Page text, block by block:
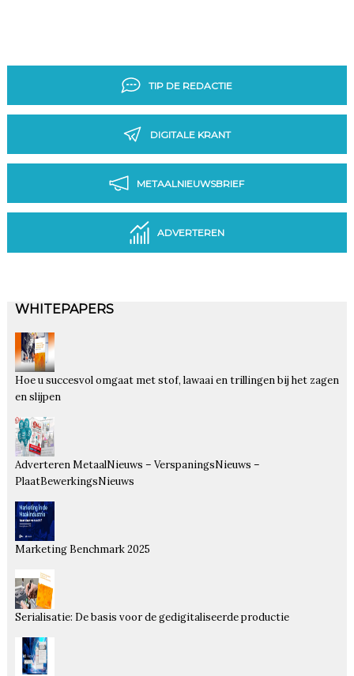
TIP DE REDACTIE
DIGITALE KRANT
METAALNIEUWSBRIEF
ADVERTEREN
WHITEPAPERS
Hoe u succesvol omgaat met stof, lawaai en trillingen bij het zagen
en slijpen
Adverteren MetaalNieuws – VerspaningsNieuws –
PlaatBewerkingsNieuws
Marketing Benchmark 2025
Serialisatie: De basis voor de gedigitaliseerde productie